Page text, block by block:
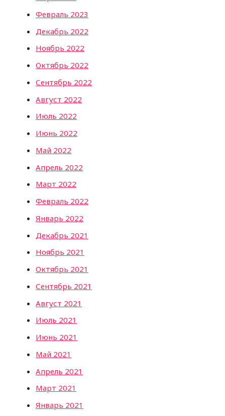
Февраль 2023
Декабрь 2022
Ноябрь 2022
Октябрь 2022
Сентябрь 2022
Август 2022
Июль 2022
Июнь 2022
Май 2022
Апрель 2022
Март 2022
Февраль 2022
Январь 2022
Декабрь 2021
Ноябрь 2021
Октябрь 2021
Сентябрь 2021
Август 2021
Июль 2021
Июнь 2021
Май 2021
Апрель 2021
Март 2021
Январь 2021